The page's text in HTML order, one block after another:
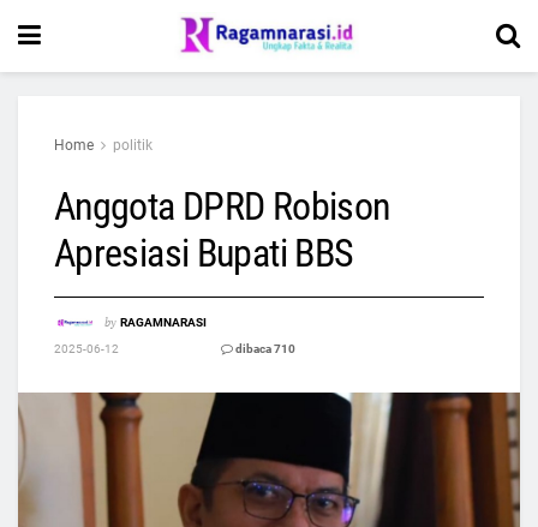
Home politik
Anggota DPRD Robison
Apresiasi Bupati BBS
by RAGAMNARASI
2025-06-12
dibaca 710